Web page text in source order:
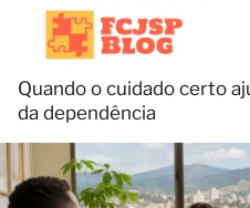
Quando o cuidado certo
da dependência